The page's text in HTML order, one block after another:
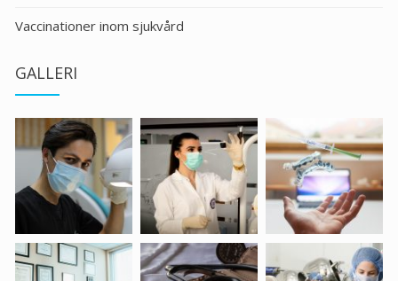
Vaccinationer inom sjukvård
GALLERI